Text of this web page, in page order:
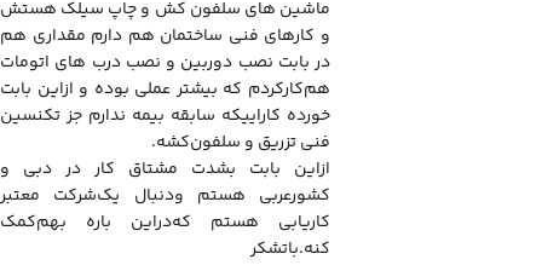
ماشین های سلفون کش و چاپ سیلک هستش
و کارهای فنی ساختمان هم دارم مقداری هم
در بابت نصب دوربین و نصب درب های اتومات
هم‌کار‌کردم که بیشتر عملی بوده و ازاین بابت
خورده کاراییکه سابقه بیمه ندارم جز تکنسین
فنی تزریق و سلفون‌کشه.
ازاین بابت بشدت مشتاق کار در دبی و
کشورعربی هستم ودنبال یک‌شرکت معتبر
کاریابی هستم که‌دراین باره بهم‌کمک
کنه.باتشکر